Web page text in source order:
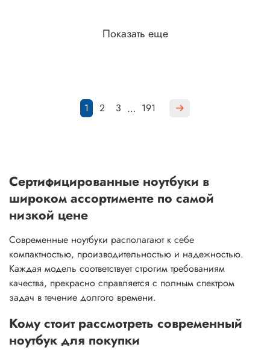
Показать еще
1 2 3 … 191
Сертифицированные ноутбуки в
широком ассортименте по самой
низкой цене
Современные ноутбуки располагают к себе
компактностью, производительностью и надежностью.
Каждая модель соответствует строгим требованиям
качества, прекрасно справляется с полным спектром
задач в течение долгого времени.
Кому стоит рассмотреть современный
ноутбук для покупки